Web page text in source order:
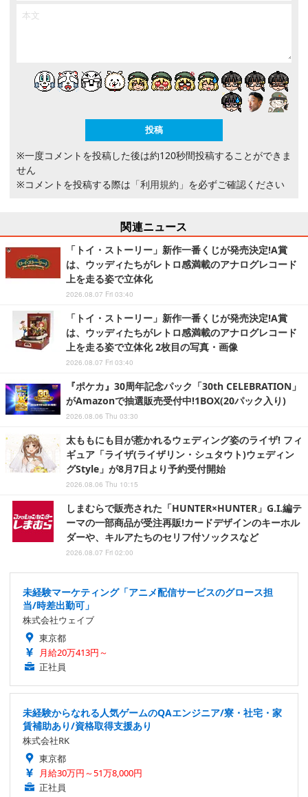
※一度コメントを投稿した後は約120秒間投稿することができま
せん
※コメントを投稿する際は 「利用規約」 を必ずご確認ください
関連ニュース
「トイ・ストーリー」新作一番くじが発売決定!A賞
は、ウッディたちがレトロ感満載のアナログレコード
上を走る姿で立体化
2026.08.07 Fri 03:40
「トイ・ストーリー」新作一番くじが発売決定!A賞
は、ウッディたちがレトロ感満載のアナログレコード
上を走る姿で立体化 2枚目の写真・画像
2026.08.07 Fri 03:40
『ポケカ』30周年記念パック「30th CELEBRATION」
がAmazonで抽選販売受付中!1BOX(20パック入り)
2026.08.06 Thu 03:30
太ももにも目が惹かれるウェディング姿のライザ! フィ
ギュア「ライザ(ライザリン・シュタウト)ウェディン
グStyle」が8月7日より予約受付開始
2026.08.06 Thu 10:15
しまむらで販売された「HUNTER×HUNTER」G.I.編テ
ーマの一部商品が受注再販!カードデザインのキーホル
ダーや、キルアたちのセリフ付ソックスなど
2026.08.07 Fri 02:00
未経験マーケティング「アニメ配信サービスのグロース担
当/時差出勤可」
株式会社ウェイブ
東京都
月給20万413円～
正社員
未経験からなれる人気ゲームのQAエンジニア/寮・社宅・家
賃補助あり/資格取得支援あり
株式会社RK
東京都
月給30万円～51万8,000円
正社員